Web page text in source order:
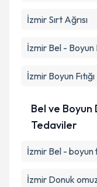
İzmir Sırt Ağrısı
İzmir Bel - Boyun
İzmir Boyun Fıtığı
Bel ve Boyun
Tedaviler
İzmir Bel - boyun
İzmir Donuk